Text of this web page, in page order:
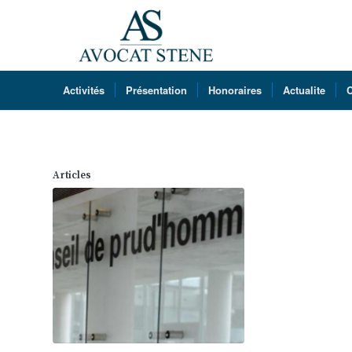
Activités Présentation Honoraires Actualite
Articles